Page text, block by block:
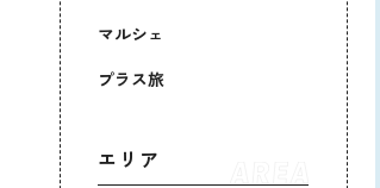
マルシェ
プラス旅
エリア